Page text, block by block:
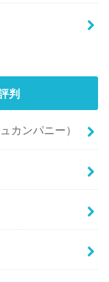
判
カンパニー）